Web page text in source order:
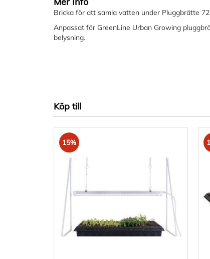
Bricka för att samla vatten under Pluggbrätte
Anpassat för GreenLine Urban Growing
belysning.
Köp till
15%